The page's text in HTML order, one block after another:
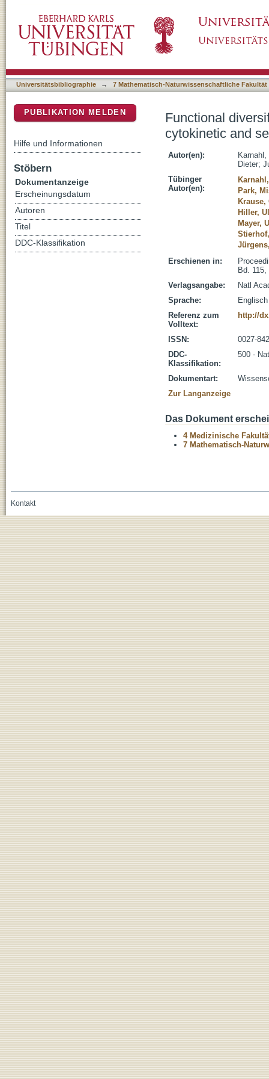
membrane fusion
Universitätsbibliographie → 7 Mathematisch-Naturwissenschaftliche Fakultät
Functional
cytokinetic and
Autor(en):
Dieter;
Tübinger
Autor(en):
Park,
Krause,
Hiller,
Mayer,
Erschienen in:
Bd.
Verlagsangabe:
Natl
Sprache:
Englisch
Referenz zum
Volltext:
http://
ISSN:
0027-
DDC-
Klassifikation:
500 -
Dokumentart:
Zur Langanzeige
Das Dokument
4 Medizinische
7 Mathematisch-
PUBLIKATION MELDEN
Hilfe und Informationen
Stöbern
Dokumentanzeige
Erscheinungsdatum
Autoren
Titel
DDC-Klassifikation
Kontakt